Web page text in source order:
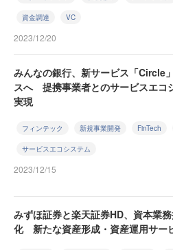
資金調達 VC
2023/12/20
みんなの銀行、新サービス「Circle
スへ 提携事業者とのサービスエコ
実現
フィンテック 新規事業開発 FinTech
サービスエコシステム
2023/12/15
みずほ証券と楽天証券HD、資本業
化 新たな資産形成・資産運用サー